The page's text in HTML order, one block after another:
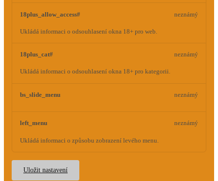
18plus_allow_access#
Ukládá informaci o odsouhlasení okna 18+ pro web.
neznámý
18plus_cat#
Ukládá informaci o odsouhlasení okna 18+ pro kategorii.
neznámý
bs_slide_menu neznámý
left_menu
Ukládá informaci o způsobu zobrazení levého menu.
neznámý
Uložit nastavení